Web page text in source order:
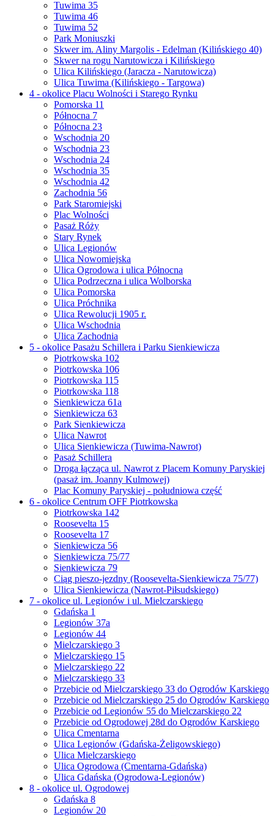
Tuwima 35
Tuwima 46
Tuwima 52
Park Moniuszki
Skwer im. Aliny Margolis - Edelman (Kilińskiego 40)
Skwer na rogu Narutowicza i Kilińskiego
Ulica Kilińskiego (Jaracza - Narutowicza)
Ulica Tuwima (Kilińskiego - Targowa)
4 - okolice Placu Wolności i Starego Rynku
Pomorska 11
Północna 7
Północna 23
Wschodnia 20
Wschodnia 23
Wschodnia 24
Wschodnia 35
Wschodnia 42
Zachodnia 56
Park Staromiejski
Plac Wolności
Pasaż Róży
Stary Rynek
Ulica Legionów
Ulica Nowomiejska
Ulica Ogrodowa i ulica Północna
Ulica Podrzeczna i ulica Wolborska
Ulica Pomorska
Ulica Próchnika
Ulica Rewolucji 1905 r.
Ulica Wschodnia
Ulica Zachodnia
5 - okolice Pasażu Schillera i Parku Sienkiewicza
Piotrkowska 102
Piotrkowska 106
Piotrkowska 115
Piotrkowska 118
Sienkiewicza 61a
Sienkiewicza 63
Park Sienkiewicza
Ulica Nawrot
Ulica Sienkiewicza (Tuwima-Nawrot)
Pasaż Schillera
Droga łącząca ul. Nawrot z Placem Komuny Paryskiej
(pasaż im. Joanny Kulmowej)
Plac Komuny Paryskiej - południowa część
6 - okolice Centrum OFF Piotrkowska
Piotrkowska 142
Roosevelta 15
Roosevelta 17
Sienkiewicza 56
Sienkiewicza 75/77
Sienkiewicza 79
Ciąg pieszo-jezdny (Roosevelta-Sienkiewicza 75/77)
Ulica Sienkiewicza (Nawrot-Piłsudskiego)
7 - okolice ul. Legionów i ul. Mielczarskiego
Gdańska 1
Legionów 37a
Legionów 44
Mielczarskiego 3
Mielczarskiego 15
Mielczarskiego 22
Mielczarskiego 33
Przebicie od Mielczarskiego 33 do Ogrodów Karskiego
Przebicie od Mielczarskiego 25 do Ogrodów Karskiego
Przebicie od Legionów 55 do Mielczarskiego 22
Przebicie od Ogrodowej 28d do Ogrodów Karskiego
Ulica Cmentarna
Ulica Legionów (Gdańska-Żeligowskiego)
Ulica Mielczarskiego
Ulica Ogrodowa (Cmentarna-Gdańska)
Ulica Gdańska (Ogrodowa-Legionów)
8 - okolice ul. Ogrodowej
Gdańska 8
Legionów 20